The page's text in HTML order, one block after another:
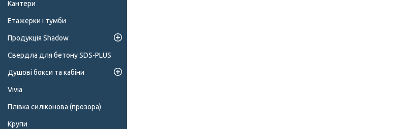
Кантери
Етажерки і тумби
Продукція Shadow
Свердла для бетону SDS-PLUS
Душові бокси та кабіни
Vivia
Плівка силіконова (прозора)
Крупи